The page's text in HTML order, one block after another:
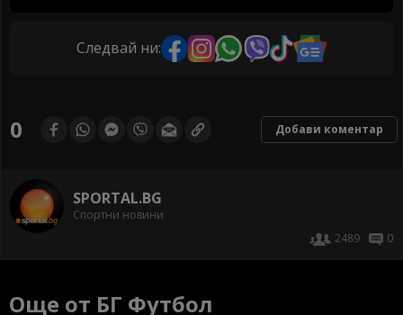
Следвай ни:
0 Добави коментар
SPORTAL.BG
Спортни новини
2489
0
Още от БГ Футбол